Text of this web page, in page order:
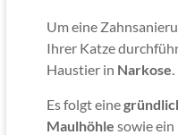
Um eine
Ihrer Katze
Haustier in Narkose
Es folgt eine
Maulhöhle sowie ein